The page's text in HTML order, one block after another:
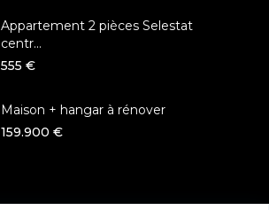
Appartement 2 pièces Selestat
centr...
555 €
Maison + hangar à rénover
159.900 €